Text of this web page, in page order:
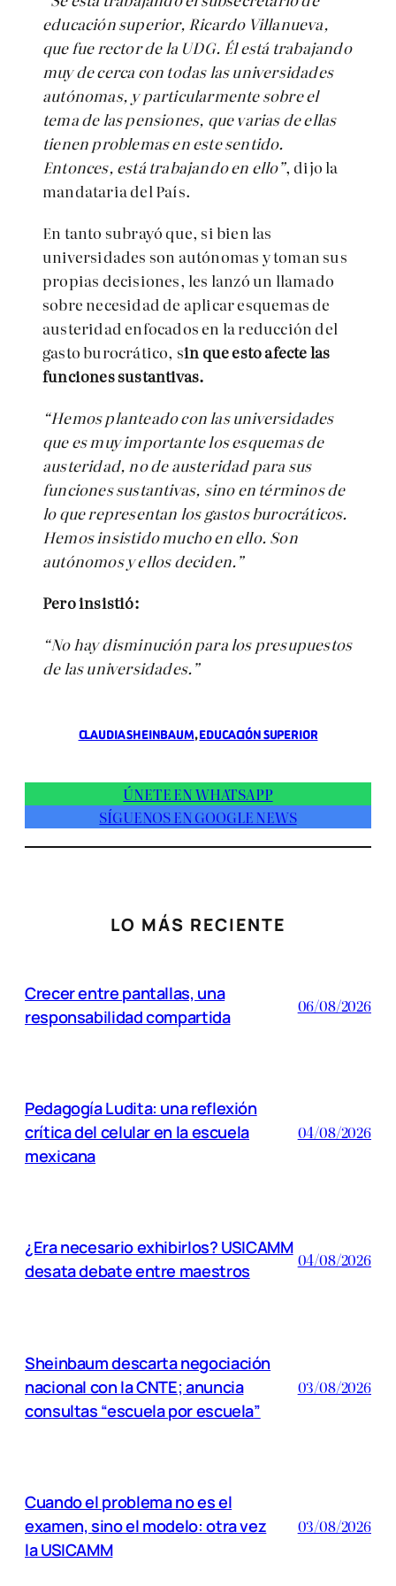
educación superior, Ricardo Villanueva,
que fue rector de la UDG. Él está trabajando
muy de cerca con todas las universidades
autónomas, y particularmente sobre el
tema de las pensiones, que varias de ellas
tienen problemas en este sentido.
Entonces, está trabajando en ello”, dijo la
mandataria del País.
En tanto subrayó que, si bien las
universidades son autónomas y toman sus
propias decisiones, les lanzó un llamado
sobre necesidad de aplicar esquemas de
austeridad enfocados en la reducción del
gasto burocrático, sin que esto afecte las
funciones sustantivas.
“Hemos planteado con las universidades
que es muy importante los esquemas de
austeridad, no de austeridad para sus
funciones sustantivas, sino en términos de
lo que representan los gastos burocráticos.
Hemos insistido mucho en ello. Son
autónomos y ellos deciden.”
Pero insistió:
“No hay disminución para los presupuestos
de las universidades.”
CLAUDIA SHEINBAUM, EDUCACIÓN SUPERIOR
ÚNETE EN WHATSAPP
SÍGUENOS EN GOOGLE NEWS
LO MÁS RECIENTE
Crecer entre pantallas, una
responsabilidad compartida
06/08/2026
Pedagogía Ludita: una reflexión
crítica del celular en la escuela
mexicana
04/08/2026
¿Era necesario exhibirlos? USICAMM
desata debate entre maestros
04/08/2026
Sheinbaum descarta negociación
nacional con la CNTE; anuncia
consultas “escuela por escuela”
03/08/2026
Cuando el problema no es el
examen, sino el modelo: otra vez
la USICAMM
03/08/2026